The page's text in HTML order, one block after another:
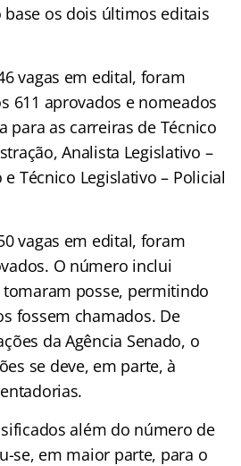
os dois últimos editais
vagas em edital, foram
611 aprovados e nomeados
para as carreiras de Técnico
Analista Legislativo –
Técnico Legislativo – Policial
vagas em edital, foram
O número inclui
posse, permitindo
fossem chamados. De
da Agência Senado, o
se deve, em parte, à
além do número de
se, em maior parte, para o